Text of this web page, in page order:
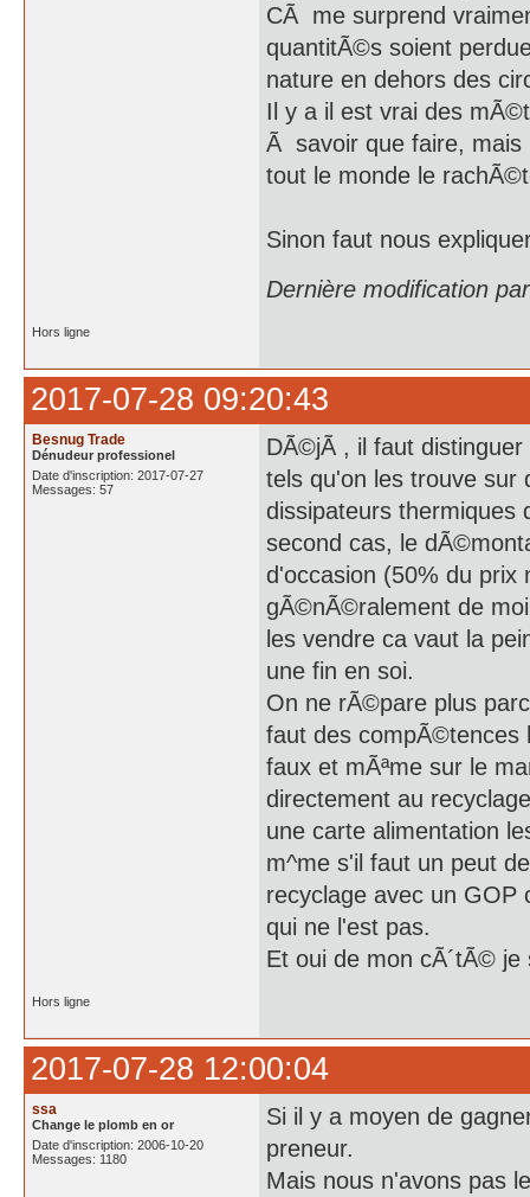
CÃ me surprend
quantitÃ©s soient
nature en dehors des
Il y a il est vrai des
Ã savoir que faire, mais
tout le monde le
Sinon faut nous
Dernière modification
Hors ligne
2017-07-28 09:20:43
Besnug Trade
Dénudeur professionel
Date d'inscription: 2017-07-27
Messages: 57
DÃ©jÃ , il faut
tels qu'on les trouve sur
dissipateurs thermiques
second cas, le
d'occasion (50% du prix
gÃ©nÃ©ralement de
les vendre ca vaut la
une fin en soi.
On ne rÃ©pare plus
faut des compÃ©tences
faux et mÃªme sur le
directement au
une carte alimentation
m^me s'il faut un peut
recyclage avec un
qui ne l'est pas.
Et oui de mon cÃ´tÃ©
Hors ligne
2017-07-28 12:00:04
ssa
Change le plomb en or
Date d'inscription: 2006-10-20
Messages: 1180
Si il y a moyen de
preneur.
Mais nous n'avons pas